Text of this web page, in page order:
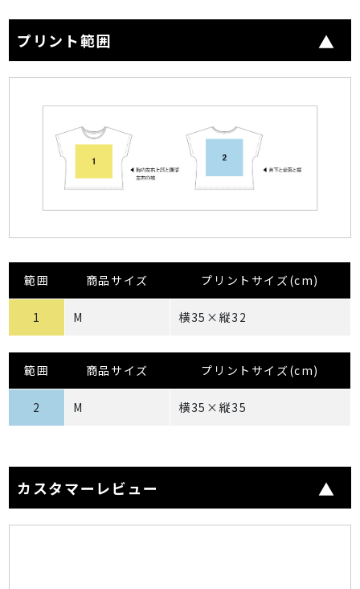
プリント範囲
範囲 商品サイズ プリントサイズ(cm)
1 M 横35×縦32
範囲 商品サイズ プリントサイズ(cm)
2 M 横35×縦35
カスタマーレビュー